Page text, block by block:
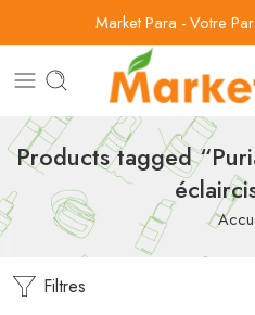
Market Para - Votre
Products tagged
Filtres